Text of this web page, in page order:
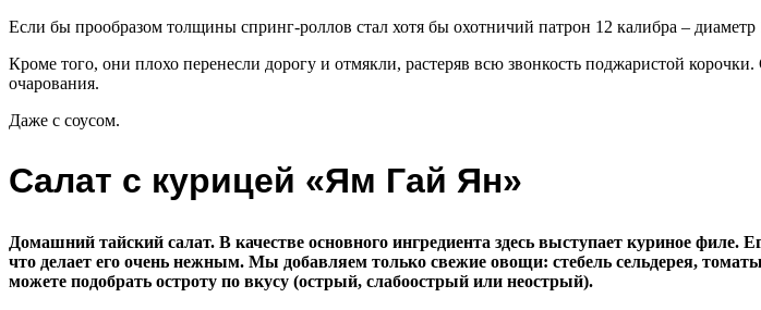
Если бы прообразом толщины спринг-роллов стал хотя бы охотничий патрон 12 калибра –
Кроме того, они плохо перенесли дорогу и отмякли, растеряв всю звонкость поджаристой
очарования.
Даже с соусом.
Салат с курицей «Ям Гай Ян»
Домашний тайский салат. В качестве основного ингредиента здесь выступает куриное
что делает его очень нежным. Мы добавляем только свежие овощи: стебель сельдерея,
можете подобрать остроту по вкусу (острый, слабоострый или неострый).